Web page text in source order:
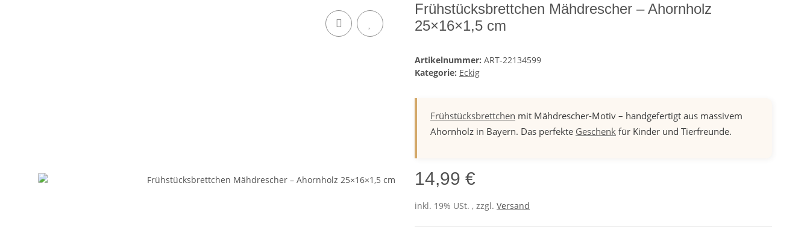
Frühstücksbrettchen Mähdrescher – Ahornholz
25×16×1,5 cm
Artikelnummer: ART-22134599
Kategorie: Eckig
Frühstücksbrettchen mit Mähdrescher-Motiv – handgefertigt aus massivem
Ahornholz in Bayern. Das perfekte Geschenk für Kinder und Tierfreunde.
14,99 €
inkl. 19% USt. , zzgl. Versand